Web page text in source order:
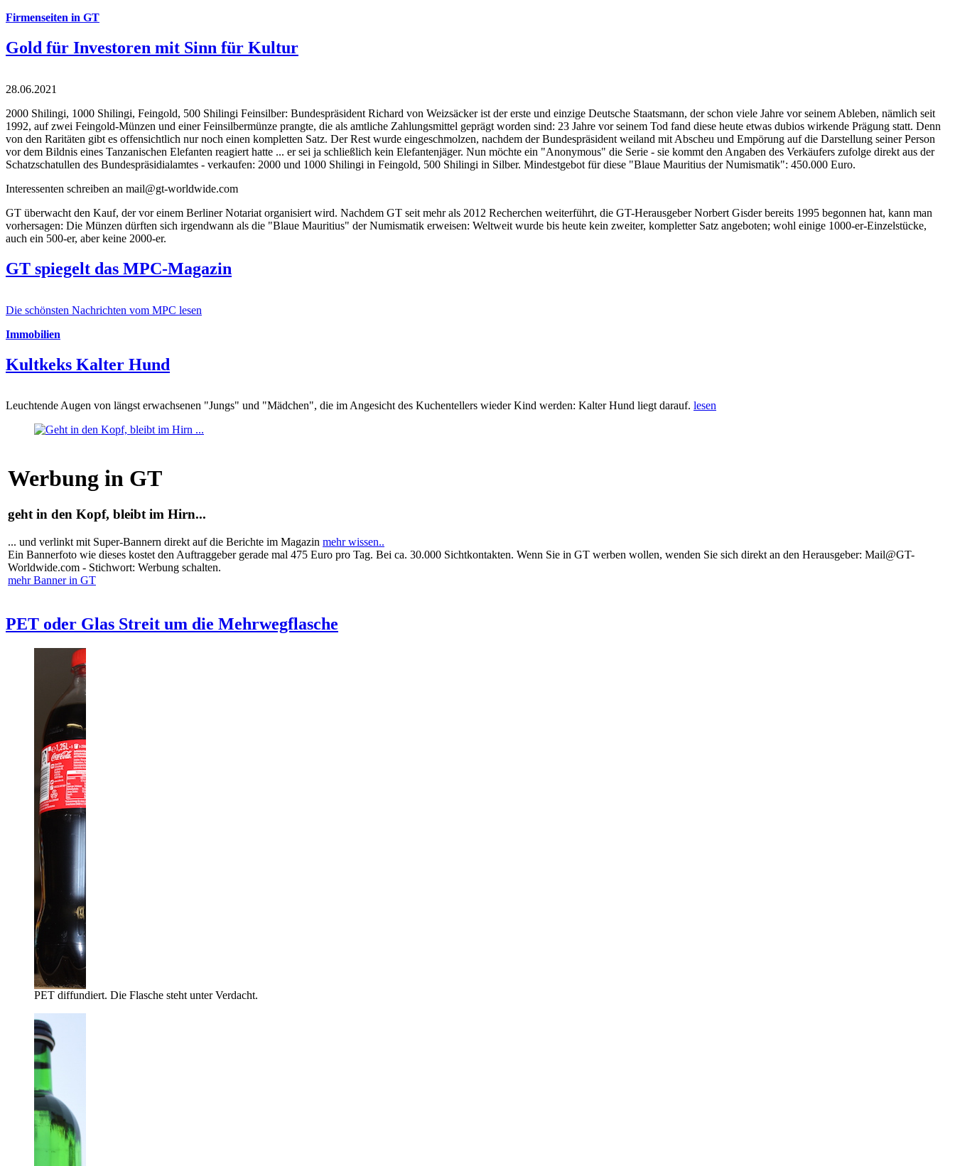
Firmenseiten in GT
Gold für Investoren mit Sinn für Kultur
28.06.2021
2000 Shilingi, 1000 Shilingi, Feingold, 500 Shilingi Feinsilber: Bundespräsident Richard von Weizsäcker ist der erste und einzige Deutsche Staatsmann, der schon viele Jahre vor seinem Ableben, nämlich seit
1992, auf zwei Feingold-Münzen und einer Feinsilbermünze prangte, die als amtliche Zahlungsmittel geprägt worden sind: 23 Jahre vor seinem Tod fand diese heute etwas dubios wirkende Prägung statt. Denn
von den Raritäten gibt es offensichtlich nur noch einen kompletten Satz. Der Rest wurde eingeschmolzen, nachdem der Bundespräsident weiland mit Abscheu und Empörung auf die Darstellung seiner Person
vor dem Bildnis eines Tanzanischen Elefanten reagiert hatte ... er sei ja schließlich kein Elefantenjäger. Nun möchte ein "Anonymous" die Serie - sie kommt den Angaben des Verkäufers zufolge direkt aus der
Schatzschatullen des Bundespräsidialamtes - verkaufen: 2000 und 1000 Shilingi in Feingold, 500 Shilingi in Silber. Mindestgebot für diese "Blaue Mauritius der Numismatik": 450.000 Euro.
Interessenten schreiben an mail@gt-worldwide.com
GT überwacht den Kauf, der vor einem Berliner Notariat organisiert wird. Nachdem GT seit mehr als 2012 Recherchen weiterführt, die GT-Herausgeber Norbert Gisder bereits 1995 begonnen hat, kann man
vorhersagen: Die Münzen dürften sich irgendwann als die "Blaue Mauritius" der Numismatik erweisen: Weltweit wurde bis heute kein zweiter, kompletter Satz angeboten; wohl einige 1000-er-Einzelstücke,
auch ein 500-er, aber keine 2000-er.
GT spiegelt das MPC-Magazin
Die schönsten Nachrichten vom MPC lesen
Immobilien
Kultkeks Kalter Hund
Leuchtende Augen von längst erwachsenen "Jungs" und "Mädchen", die im Angesicht des Kuchentellers wieder Kind werden: Kalter Hund liegt darauf. lesen
Werbung in GT
geht in den Kopf, bleibt im Hirn...
... und verlinkt mit Super-Bannern direkt auf die Berichte im Magazin mehr wissen..
Ein Bannerfoto wie dieses kostet den Auftraggeber gerade mal 475 Euro pro Tag. Bei ca. 30.000 Sichtkontakten. Wenn Sie in GT werben wollen, wenden Sie sich direkt an den Herausgeber: Mail@GT-
Worldwide.com - Stichwort: Werbung schalten.
mehr Banner in GT
PET oder Glas Streit um die Mehrwegflasche
PET diffundiert. Die Flasche steht unter Verdacht.